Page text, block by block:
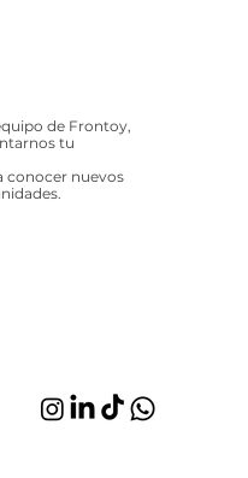
de Frontoy,
tu
conocer nuevos